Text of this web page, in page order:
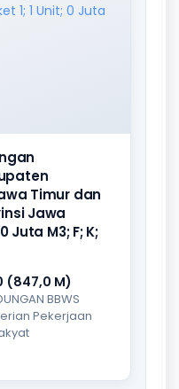
Timur dan
Jawa
Juta M3; F; K;
(847,0 M)
BBWS
Pekerjaan